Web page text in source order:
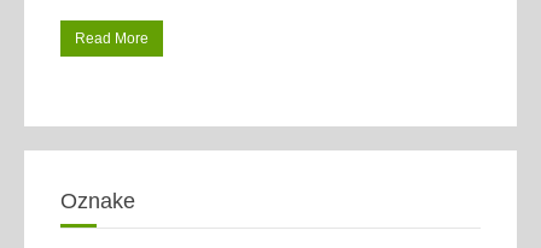
Read More
Oznake